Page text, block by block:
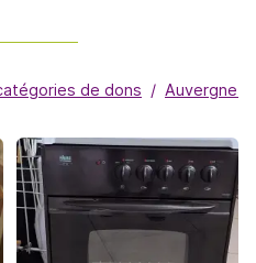
de dons Auvergne-